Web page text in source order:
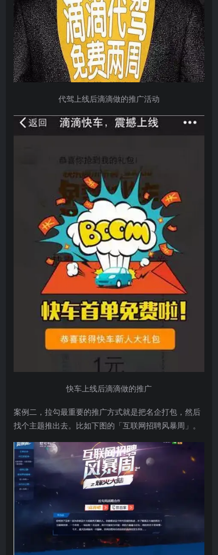
代驾上线后滴滴做的推广活动
快车上线后滴滴做的推广
案例二，拉勾最重要的推广方式就是把名企打包，然后
找个主题推出去。比如下图的「互联网招聘风暴周」。